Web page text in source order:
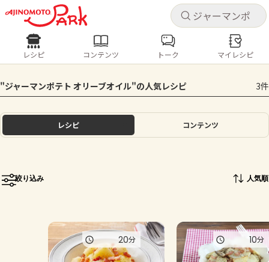
キャ
ログインするとレシピを保存できます
ログイン
ホーム
トーク
キャ
レシピ コンテンツ
人気の食材・レシピ
きゅうり なす トマト とうもろこし
ピーマン
レシピ コンテンツ トーク マイレシピ
"ジャーマンポテト オリーブオイル"の人気レシピ 3件
レシピ コンテンツ
絞り込み 人気順
20分 10分